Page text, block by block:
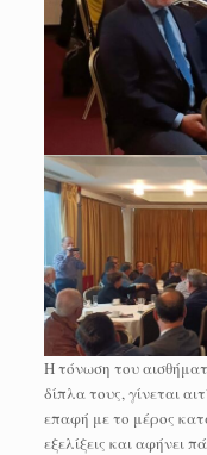
Η τόνωση του
δίπλα τους, γίνεται
επαφή με το μέρος
εξελίξεις και αφήνει